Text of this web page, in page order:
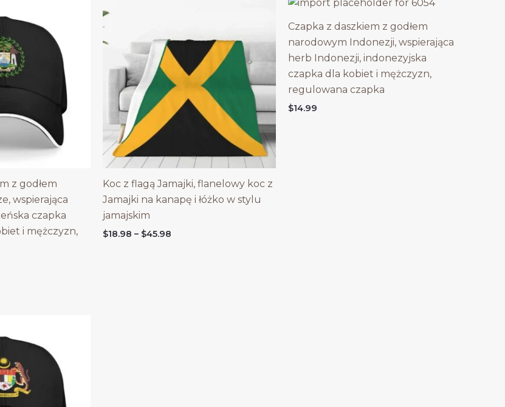
z godłem
wspierająca
czapka
i mężczyzn,
Koc z flagą Jamajki, flanelowy koc z
Jamajki na kanapę i łóżko w stylu
jamajskim
$18.98 – $45.98
Czapka z daszkiem z godłem
narodowym Indonezji, wspierająca
herb Indonezji, indonezyjska
czapka dla kobiet i mężczyzn,
regulowana czapka
$14.99